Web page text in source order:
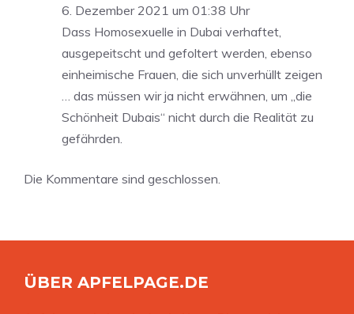
6. Dezember 2021 um 01:38 Uhr
Dass Homosexuelle in Dubai verhaftet,
ausgepeitscht und gefoltert werden, ebenso
einheimische Frauen, die sich unverhüllt zeigen
… das müssen wir ja nicht erwähnen, um „die
Schönheit Dubais“ nicht durch die Realität zu
gefährden.
Die Kommentare sind geschlossen.
ÜBER APFELPAGE.DE